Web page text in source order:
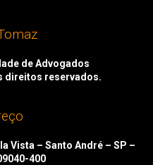
de Advogados
direitos reservados.
Vista – Santo André – SP –
400